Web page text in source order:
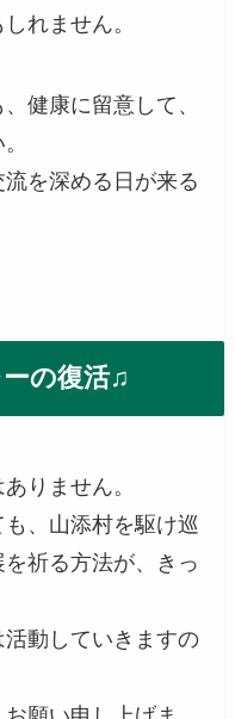
れません。
健康に留意して、
を深める日が来る
の復活♫
りません。
、山添村を駆け巡
祈る方法が、きっ
動していきますの